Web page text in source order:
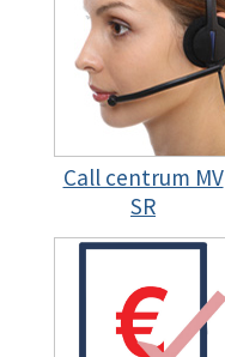
Call centrum MV
SR